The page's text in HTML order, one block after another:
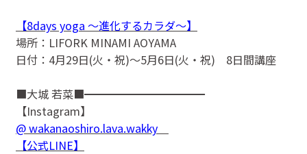
【8days yoga 〜進化するカラダ〜】
場所：LIFORK MINAMI AOYAMA
日付：4月29日(火・祝)〜5月6日(火・祝) 8日間講座
■大城 若菜■━━━━━━━━━━━
【Instagram】
@ wakanaoshiro.lava.wakky
【公式LINE】